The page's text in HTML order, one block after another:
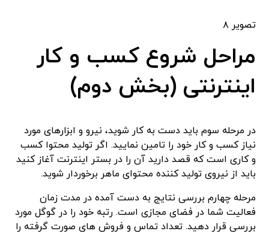
تصویر ۸
مراحل شروع کسب و کار
اینترنتی (بخش دوم)
در مرحله سوم باید دست به کار شوید، نیرو و ابزارهای مورد
نیاز کسب و کار خود را تامین نمایید. اگر تولید محتوا کسب
و کاری است که قصد دارید آن را در بستر اینترنت آغاز کنید
باید از نیروی تولید کننده محتوای ماهر برخوردار شوید.
مرحله چهارم بررسی نتایج به دست آمده در مدت زمان
فعالیت شما در فضای مجازی است. رتبه خود را در گوگل مورد
بررسی قرار دهید. تعداد تماس و فروش های صورت گرفته را